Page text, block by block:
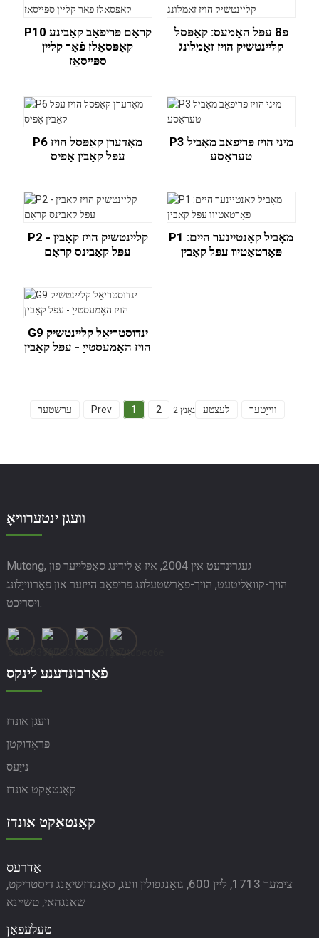
P10 קראָם פּריפאַב קאַבינע
קאַפּסאַלז פֿאַר קליין
ספּייסאַז
פּ8 עפּל האָמעס: קאַפּסל
קליינטשיק הויז זאַמלונג
P6 מאָדערן קאַפּסל הויז
עפּל קאַבין אָפיס
P3 מיני הויז פּריפאַב מאָביל
טעראַסע
P2 קליינטשיק הויז קאַבין -
עפּל קאַבינס קראָם
P1 מאָביל קאַנטיינער היים:
פּאָרטאַטיוו עפּל קאַבין
G9 ינדוסטריאַל קליינטשיק
הויז האָמעסטייַ - עפּל קאַבין
ערשטער Prev 1 2 ווייַטער לעצטע גאַנץ 2
וועגן ינטערוויאָ
Mutong, געגרינדעט אין 2004, איז אַ לידינג סאַפּלייער פון
הויך-קוואַליטעט, הויך-פאָרשטעלונג פּריפאַב הייזער און פאַרווייַלונג
ויסריכט.
פֿאַרבונדענע לינקס
וועגן אונדז
פּראָדוקטן
נייַעס
קאָנטאַקט אונדז
קאָנטאַקט אונדז
אַדרעס
צימער 1713, ליין 600, גואַנגפולין וועג, סאָנגדזשיאַנג דיסטריקט,
שאַנגהאַי, טשיינאַ
טעלעפאָן